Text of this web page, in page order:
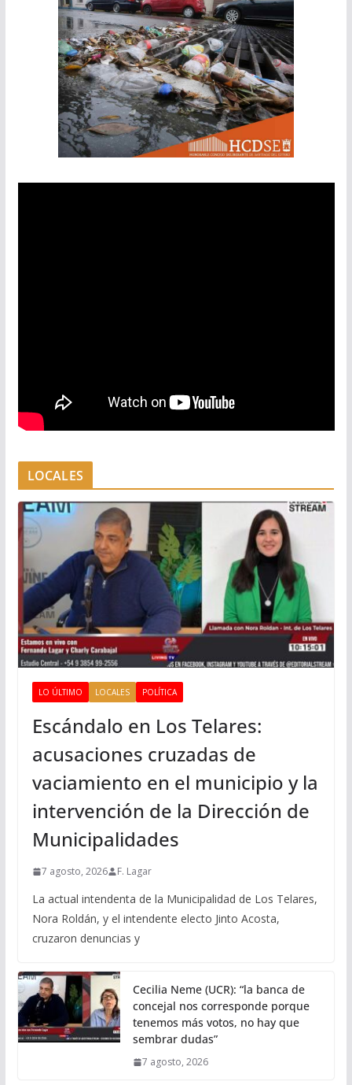
LOCALES
LO ÚLTIMO LOCALES POLÍTICA
Escándalo en Los Telares:
acusaciones cruzadas de
vaciamiento en el municipio y la
intervención de la Dirección de
Municipalidades
7 agosto, 2026 F. Lagar
La actual intendenta de la Municipalidad de Los Telares,
Nora Roldán, y el intendente electo Jinto Acosta,
cruzaron denuncias y
Cecilia Neme (UCR): “la banca de
concejal nos corresponde porque
tenemos más votos, no hay que
sembrar dudas”
7 agosto, 2026